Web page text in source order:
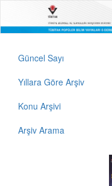
Güncel Sayı
Yıllara Göre Arşiv
Konu Arşivi
Arşiv Arama